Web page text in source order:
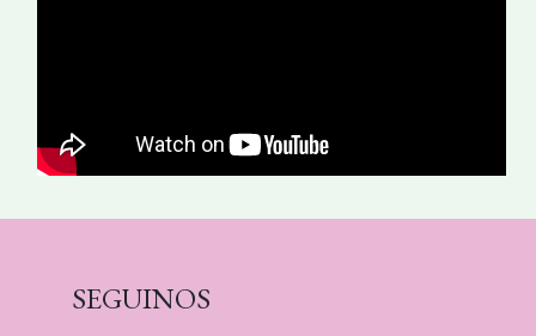
SEGUINOS